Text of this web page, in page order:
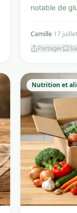
notable de
Camille·17
Partager
Nutrition et